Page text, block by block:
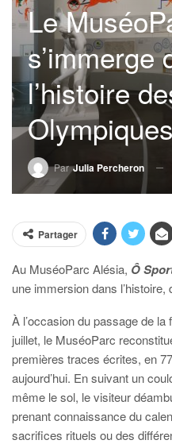
Le
s’immerge
l’histoire
Olympiques
ParJulia Percheron
Partager
Au MuséoParc Alésia, Ô
une immersion dans l’histoire,
À l’occasion du passage de
juillet, le MuséoParc
premières traces écrites, en
aujourd’hui. En suivant un
même le sol, le visiteur
prenant connaissance du
sacrifices rituels ou des